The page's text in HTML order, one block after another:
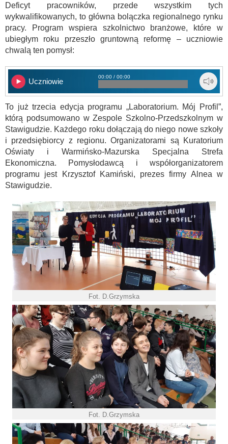
Deficyt pracowników, przede wszystkim tych
wykwalifikowanych, to główna bolączka regionalnego rynku
pracy. Program wspiera szkolnictwo branżowe, które w
ubiegłym roku przeszło gruntowną reformę – uczniowie
chwalą ten pomysł:
Uczniowie
00:00 / 00:00
To już trzecia edycja programu „Laboratorium. Mój Profil”,
którą podsumowano w Zespole Szkolno-Przedszkolnym w
Stawigudzie. Każdego roku dołączają do niego nowe szkoły
i przedsiębiorcy z regionu. Organizatorami są Kuratorium
Oświaty i Warmińsko-Mazurska Specjalna Strefa
Ekonomiczna. Pomysłodawcą i współorganizatorem
programu jest Krzysztof Kamiński, prezes firmy Alnea w
Stawigudzie.
Fot. D.Grzymska
Fot. D.Grzymska